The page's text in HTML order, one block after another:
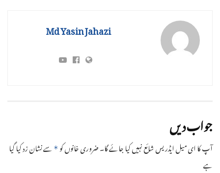
Md Yasin Jahazi
جواب دیں
آپ کا ای میل ایڈریس شائع نہیں کیا جائے گا۔ضروری خانوں کو* سے نشان زد کیا گیا
ہے